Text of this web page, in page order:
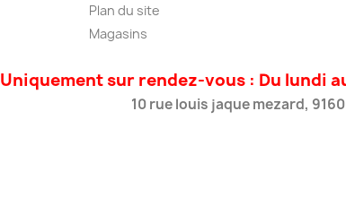
Plan du site
Magasins
Uniquement sur rendez-vous : Du lundi
10 rue louis jaque mezard,